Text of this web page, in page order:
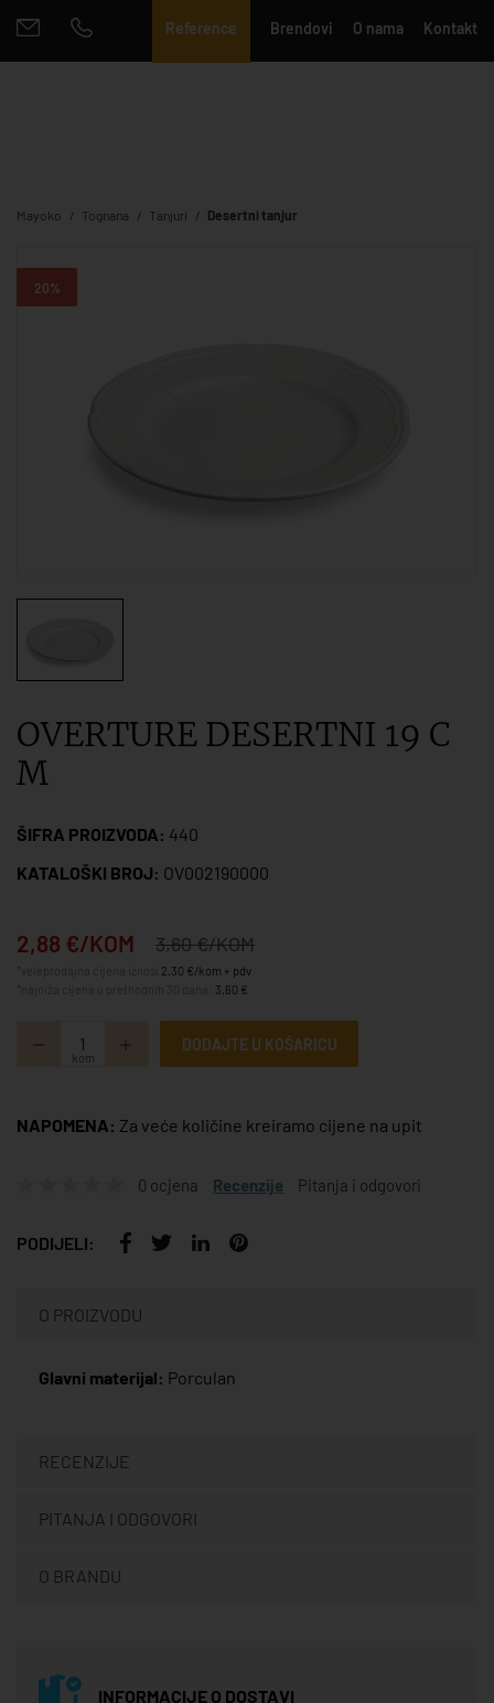
Reference Brendovi O nama Kontakt
Mayoko Tognana Tanjuri Desertni tanjur
20%
OVERTURE DESERTNI 19 C
M
ŠIFRA PROIZVODA: 440
KATALOŠKI BROJ: OV002190000
2,88 €/KOM 3,60 €/KOM
2,30 €/kom + pdv
3,60 €
kom
DODAJTE U KOŠARICU
NAPOMENA: Za veće količine kreiramo cijene na upit
0 ocjena Recenzije Pitanja i odgovori
PODIJELI:
O PROIZVODU
Glavni materijal: Porculan
RECENZIJE
PITANJA I ODGOVORI
O BRANDU
INFORMACIJE O DOSTAVI